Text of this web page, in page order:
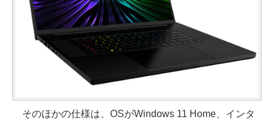
そのほかの仕様は、OSがWindows 11 Home、インタ